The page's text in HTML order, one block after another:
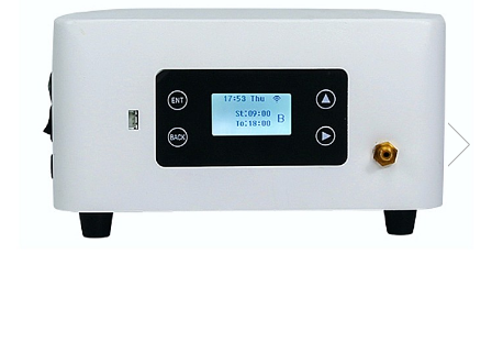
Accesorii și Difuzoare
Difuzoare Uleiuri Clasice
Suporți Conuri & bețe parfumate
Suporți Conuri Backflow
Profesionale
Flacoane & Recipiente
Cutii carton și soluții de expediere
Soluții Retail, B2B & Display
(Volume Mari)
Parfum pentru rufe (Bax/Vrac)
Uleiuri parfumate aromaterapie
(Pachete/Bax)
Odorizante Auto cu Pulverizator